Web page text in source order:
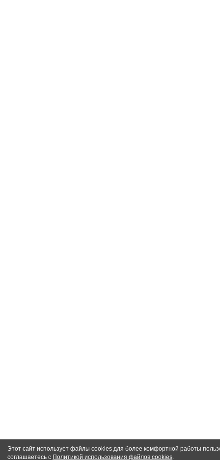
Этот сайт использует файлы cookies для более комфортной работы
соглашаетесь с Политикой использования файлов cookies